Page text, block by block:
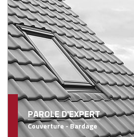
PAROLE D'EXPERT
Couverture - Bardage